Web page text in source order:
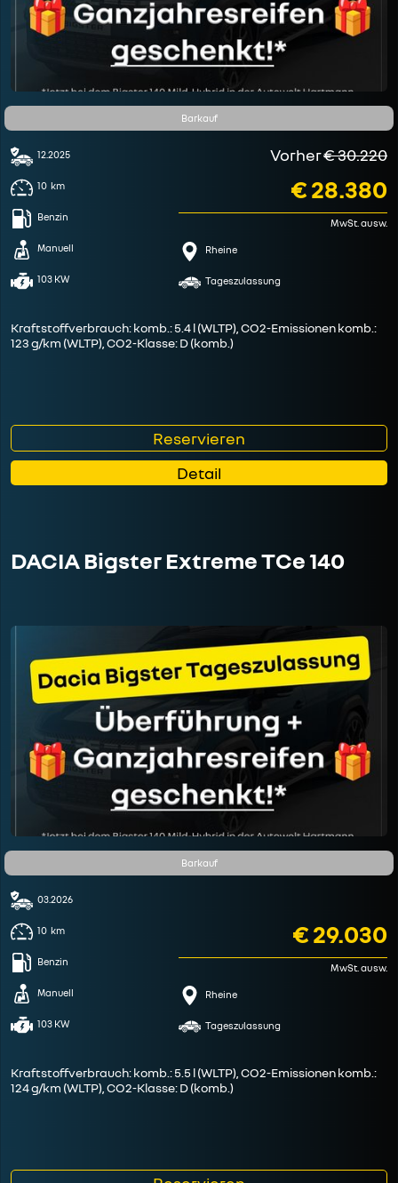
Barkauf
12.2025
10 km
Benzin
Manuell
103 KW
Vorher€ 30.220
€ 28.380
MwSt. ausw.
Rheine
Tageszulassung
Kraftstoffverbrauch: komb.: 5.4 l (WLTP), CO2-Emissionen komb.:
123 g/km (WLTP), CO2-Klasse: D (komb.)
Reservieren
Detail
DACIA Bigster Extreme TCe 140
Barkauf
03.2026
10 km
Benzin
Manuell
103 KW
€ 29.030
MwSt. ausw.
Rheine
Tageszulassung
Kraftstoffverbrauch: komb.: 5.5 l (WLTP), CO2-Emissionen komb.:
124 g/km (WLTP), CO2-Klasse: D (komb.)